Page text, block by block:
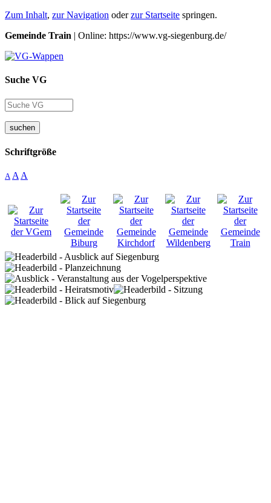
Zum Inhalt, zur Navigation oderzur Startseite springen.
Gemeinde Train | Online: https://www.vg-siegenburg.de/
Suche VG
suchen
Schriftgröße
A A A